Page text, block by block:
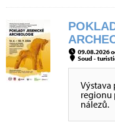
09.08.2026
Soud -
regionu
nálezů.